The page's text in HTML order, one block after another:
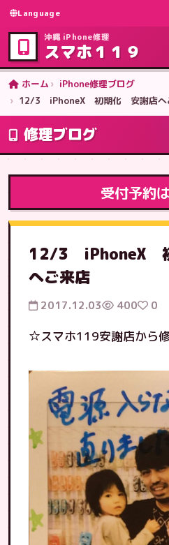
Language
沖縄 iPhone修理
スマホ１１９
ホーム
iPhone修理ブログ
12/3 iPhoneX 初期化 安謝店へ
修理ブログ
受付予約
12/3 iPhoneX
へご来店
2017.12.03 400 0
☆スマホ119安謝店から